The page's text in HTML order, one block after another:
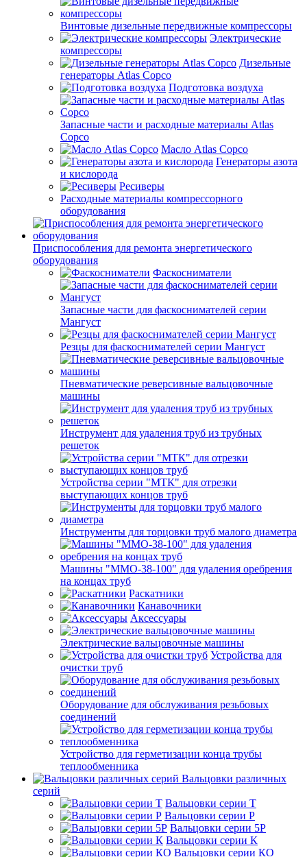
Винтовые дизельные передвижные компрессоры
Электрические
компрессоры
Дизельные
генераторы Atlas Copco
Подготовка воздуха
Запасные части и расходные материалы Atlas
Copco
Масло Atlas Copco
Генераторы азота
и кислорода
Ресиверы
Расходные материалы компрессорного
оборудования
Приспособления для ремонта энергетического
оборудования
Фаскосниматели
Запасные части для фаскоснимателей серии
Мангуст
Резцы для фаскоснимателей серии Мангуст
Пневматические реверсивные вальцовочные
машины
Инструмент для удаления труб из трубных
решеток
Устройства серии "МТК" для отрезки
выступающих концов труб
Инструменты для торцовки труб малого диаметра
Машины "ММО-38-100" для удаления оребрения
на концах труб
Раскатники
Канавочники
Аксессуары
Электрические вальцовочные машины
Устройства для
очистки труб
Оборудование для обслуживания резьбовых
соединений
Устройство для герметизации конца трубы
теплообменника
Вальцовки различных
серий
Вальцовки серии Т
Вальцовки серии Р
Вальцовки серии 5Р
Вальцовки серии К
Вальцовки серии КО